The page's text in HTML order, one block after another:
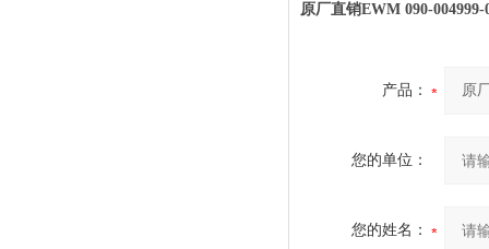
原厂直销EWM 090-004999-
产品：
您的单位：
您的姓名：